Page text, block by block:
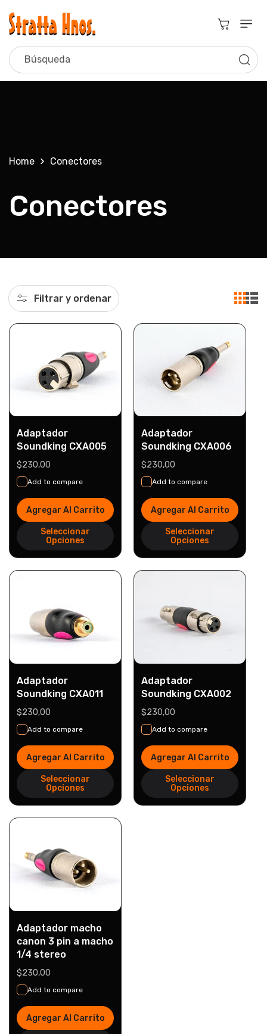
Directamente
Al Contenido
Búsqueda
Carrito
Home Conectores
C
e
c
i
ó
n
Conectores
Filtrar y ordenar
Adaptador
Soundking CXA005
Precio
habitual
$230,00
Add to compare
Agregar Al Carrito
Seleccionar
Opciones
Adaptador
Soundking CXA006
Precio
habitual
$230,00
Add to compare
Agregar Al Carrito
Seleccionar
Opciones
Adaptador
Soundking CXA011
Precio
habitual
$230,00
Add to compare
Agregar Al Carrito
Seleccionar
Opciones
Adaptador
Soundking CXA002
Precio
habitual
$230,00
Add to compare
Agregar Al Carrito
Seleccionar
Opciones
Adaptador macho
canon 3 pin a macho
1/4 stereo
Precio
habitual
$230,00
Add to compare
Agregar Al Carrito